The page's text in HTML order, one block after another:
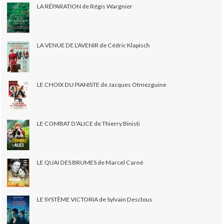
LA RÉPARATION de Régis Wargnier
LA VENUE DE L'AVENIR de Cédric Klapisch
LE CHOIX DU PIANISTE de Jacques Otmezguine
LE COMBAT D'ALICE de Thierry Binisti
LE QUAI DES BRUMES de Marcel Carné
LE SYSTÈME VICTORIA de Sylvain Desclous